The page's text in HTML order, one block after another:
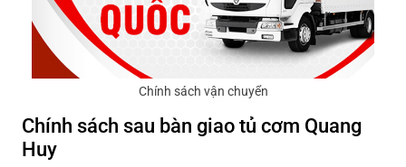
Chính sách vận chuyển
Chính sách sau bàn giao tủ cơm Quang
Huy